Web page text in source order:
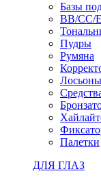
Базы
BB/CC/
Пудры
Румяна
Палетки
ДЛЯ ГЛАЗ